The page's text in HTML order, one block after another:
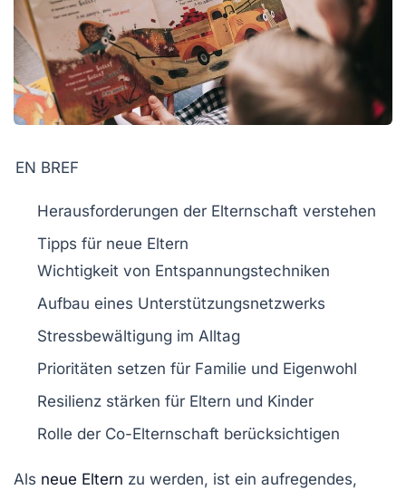
EN BREF
Herausforderungen der Elternschaft verstehen
Tipps für neue Eltern
Wichtigkeit von Entspannungstechniken
Aufbau eines Unterstützungsnetzwerks
Stressbewältigung im Alltag
Prioritäten setzen für Familie und Eigenwohl
Resilienz stärken für Eltern und Kinder
Rolle der Co-Elternschaft berücksichtigen
Als neue Eltern zu werden, ist ein aufregendes,